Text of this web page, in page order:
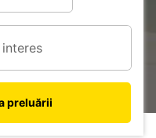
preluării